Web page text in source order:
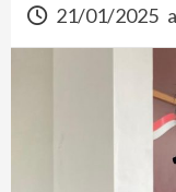
21/01/2025